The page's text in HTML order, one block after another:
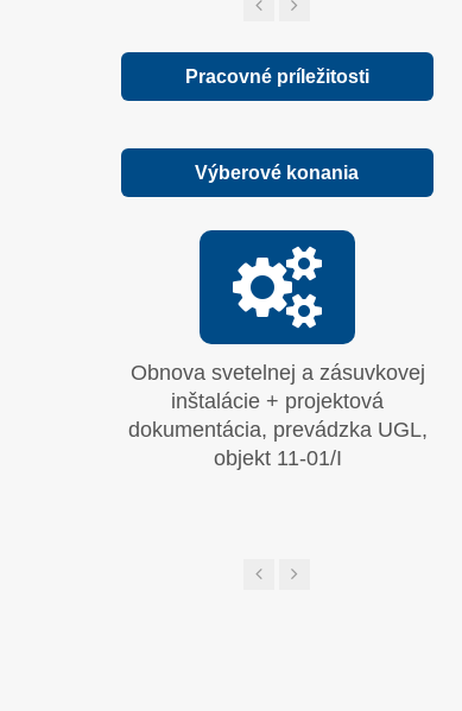
Pracovné príležitosti
Výberové konania
Obnova svetelnej a zásuvkovej
inštalácie + projektová
dokumentácia, prevádzka UGL,
objekt 11-01/I